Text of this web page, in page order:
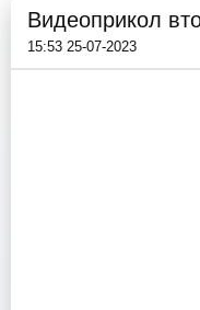
Видеоприкол
15:53 25-07-2023